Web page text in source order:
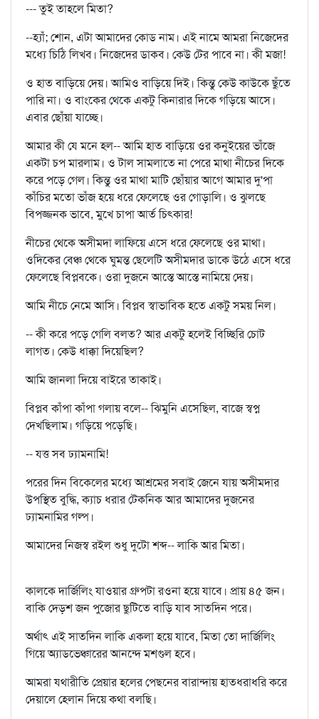
--- তুই তাহলে মিতা?
--হ্যাঁ; শোন, এটা আমাদের কোড নাম। এই নামে আমরা নিজেদের
মধ্যে চিঠি লিখব। নিজেদের ডাকব। কেউ টের পাবে না। কী মজা!
ও হাত বাড়িয়ে দেয়। আমিও বাড়িয়ে দিই। কিন্তু কেউ কাউকে ছুঁতে
পারি না। ও বাংকের থেকে একটু কিনারার দিকে গড়িয়ে আসে।
এবার ছোঁয়া যাচ্ছে।
আমার কী যে মনে হল-- আমি হাত বাড়িয়ে ওর কনুইয়ের ভাঁজে
একটা চপ মারলাম। ও টাল সামলাতে না পেরে মাথা নীচের দিকে
করে পড়ে গেল। কিন্তু ওর মাথা মাটি ছোঁয়ার আগে আমার দু'পা
কাঁচির মতো ভাঁজ হয়ে ধরে ফেলেছে ওর গোড়ালি। ও ঝুলছে
বিপজ্জনক ভাবে, মুখে চাপা আর্ত চিৎকার!
নীচের থেকে অসীমদা লাফিয়ে এসে ধরে ফেলেছে ওর মাথা।
ওদিকের বেঞ্চ থেকে ঘুমন্ত ছেলেটি অসীমদার ডাকে উঠে এসে ধরে
ফেলেছে বিপ্লবকে। ওরা দুজনে আস্তে আস্তে নামিয়ে দেয়।
আমি নীচে নেমে আসি। বিপ্লব স্বাভাবিক হতে একটু সময় নিল।
-- কী করে পড়ে গেলি বলত? আর একটু হলেই বিচ্ছিরি চোট
লাগত। কেউ ধাক্কা দিয়েছিল?
আমি জানলা দিয়ে বাইরে তাকাই।
বিপ্লব কাঁপা কাঁপা গলায় বলে-- ঝিমুনি এসেছিল, বাজে স্বপ্ন
দেখছিলাম। গড়িয়ে পড়েছি।
-- যত্ত সব ঢ্যামনামি!
পরের দিন বিকেলের মধ্যে আশ্রমের সবাই জেনে যায় অসীমদার
উপস্থিত বুদ্ধি, ক্যাচ ধরার টেকনিক আর আমাদের দুজনের
ঢ্যামনামির গল্প।
আমাদের নিজস্ব রইল শুধু দুটো শব্দ-- লাকি আর মিতা।
কালকে দার্জিলিং যাওয়ার গ্রুপটা রওনা হয়ে যাবে। প্রায় ৪৫ জন।
বাকি দেড়শ জন পুজোর ছুটিতে বাড়ি যাব সাতদিন পরে।
অর্থাৎ এই সাতদিন লাকি একলা হয়ে যাবে, মিতা তো দার্জিলিং
গিয়ে অ্যাডভেঞ্চারের আনন্দে মশগুল হবে।
আমরা যথারীতি প্রেয়ার হলের পেছনের বারান্দায় হাতধরাধরি করে
দেয়ালে হেলান দিয়ে কথা বলছি।